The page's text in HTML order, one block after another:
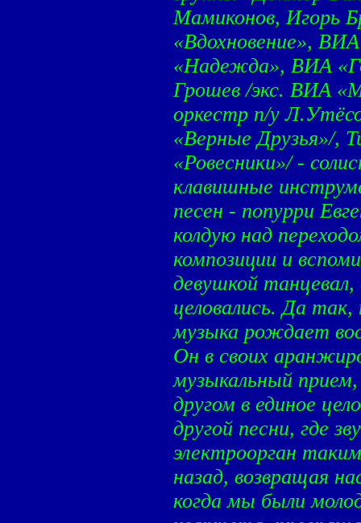
Мамиконов, Игорь
«Вдохновение»,
«Надежда», ВИА
Грошев /экс. ВИА
оркестр п/у
«Верные Друзья»/,
«Ровесники»/ -
клавишные
песен - попурри
колдую над
композиции и
девушкой
целовались. Да так,
музыка рождает
Он в своих
музыкальный
другом в единое
другой песни, где
электроорган
назад, возвращая
когда мы были